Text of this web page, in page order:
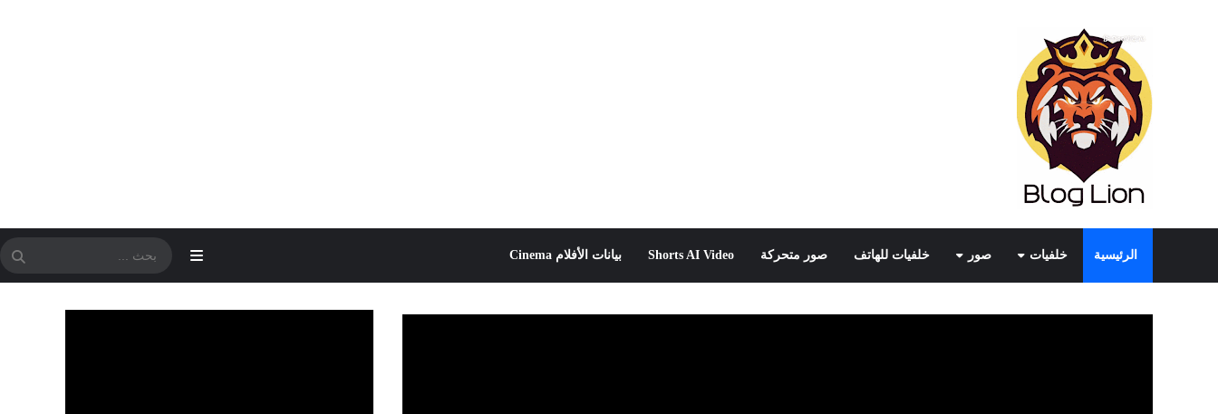
الرئيسية خلفيات صور خلفيات للهاتف صور متحركة Shorts AI Video بيانات الأفلام Cinema